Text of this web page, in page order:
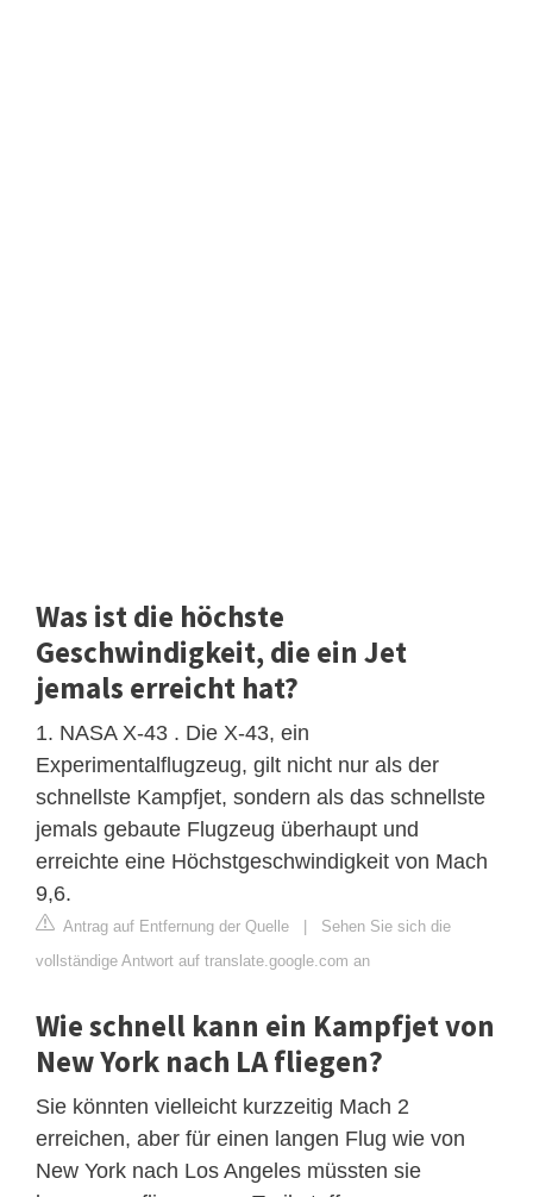
Was ist die höchste
Geschwindigkeit, die ein Jet
jemals erreicht hat?
1. NASA X-43 . Die X-43, ein
Experimentalflugzeug, gilt nicht nur als der
schnellste Kampfjet, sondern als das schnellste
jemals gebaute Flugzeug überhaupt und
erreichte eine Höchstgeschwindigkeit von Mach
9,6.
Antrag auf Entfernung der Quelle | Sehen Sie sich die
vollständige Antwort auf translate.google.com an
Wie schnell kann ein Kampfjet von
New York nach LA fliegen?
Sie könnten vielleicht kurzzeitig Mach 2
erreichen, aber für einen langen Flug wie von
New York nach Los Angeles müssten sie